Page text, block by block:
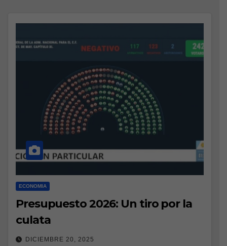
ECONOMIA
Presupuesto 2026: Un tiro por la
culata
DICIEMBRE 20, 2025